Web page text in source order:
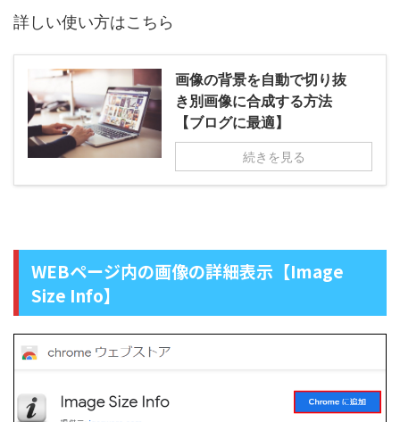
詳しい使い方はこちら
画像の背景を自動で切り抜
き別画像に合成する方法
【ブログに最適】
続きを見る
WEBページ内の画像の詳細表示【Image
Size Info】